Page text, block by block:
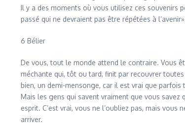
Il y a des moments où vous utilisez ces souvenirs
passé qui ne devraient pas être répétées à
6 Bélier
De vous, tout le monde attend le contraire. Vous
méchante qui, tôt ou tard, finit par recouvrer
bien, un demi-mensonge, car il est vrai que
Mais les gens qui savent vraiment que vous savez
esprit. C’est vrai, vous ne l’oubliez pas, mais
arriver.